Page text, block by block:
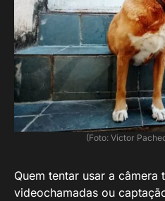
(Foto: Victor
Quem tentar usar a câmera
videochamadas ou